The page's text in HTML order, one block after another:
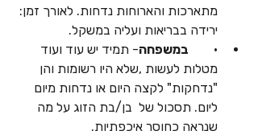
מתארכות והארוחות נדחות. לאורך זמן:
ירידה בבריאות ועליה במשקל.
·
במשפחה- תמיד יש עוד ועוד
מטלות לעשות ,שלא היו רשומות והן
"נדחקות" לקצה היום או נדחות מיום
ליום. תסכול של  בן/בת הזוג על מה
שנראה כחוסר איכפתיות.